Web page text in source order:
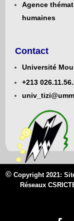
Agence
humaines
Contact
Université
+213 0
© Copyright 2021:
Réseaux